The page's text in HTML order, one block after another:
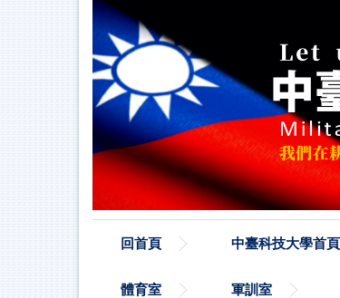
回首頁 中臺科技大學首頁
體育室 軍訓室